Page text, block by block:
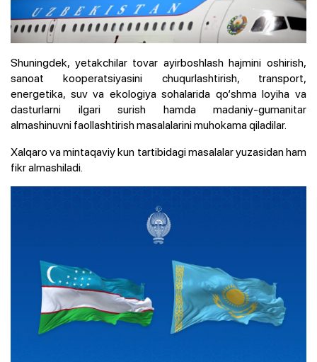
Shuningdek, yetakchilar tovar ayirboshlash hajmini oshirish,
sanoat kooperatsiyasini chuqurlashtirish, transport,
energetika, suv va ekologiya sohalarida qo‘shma loyiha va
dasturlarni ilgari surish hamda madaniy-gumanitar
almashinuvni faollashtirish masalalarini muhokama qiladilar.
Xalqaro va mintaqaviy kun tartibidagi masalalar yuzasidan ham
fikr almashiladi.